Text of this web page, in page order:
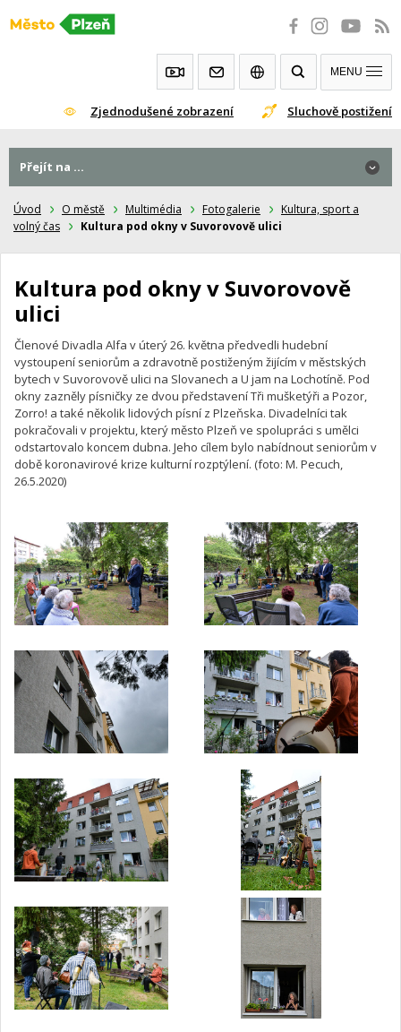
Přeskočit
Zjednodušené zobrazení Sluchově postižení
MENU
Úvod O městě Multimédia Fotogalerie
Kultura, sport a
volný čas
Kultura pod okny v Suvorovově ulici
Kultura pod okny v Suvorovově
ulici
Členové Divadla Alfa v úterý 26. května předvedli hudební
vystoupení seniorům a zdravotně postiženým žijícím v městských
bytech v Suvorovově ulici na Slovanech a U jam na Lochotíně. Pod
okny zazněly písničky ze dvou představení Tři mušketýři a Pozor,
Zorro! a také několik lidových písní z Plzeňska. Divadelníci tak
pokračovali v projektu, který město Plzeň ve spolupráci s umělci
odstartovalo koncem dubna. Jeho cílem bylo nabídnout seniorům v
době koronavirové krize kulturní rozptýlení. (foto: M. Pecuch,
26.5.2020)
Přejít na ...
Přejít na ...